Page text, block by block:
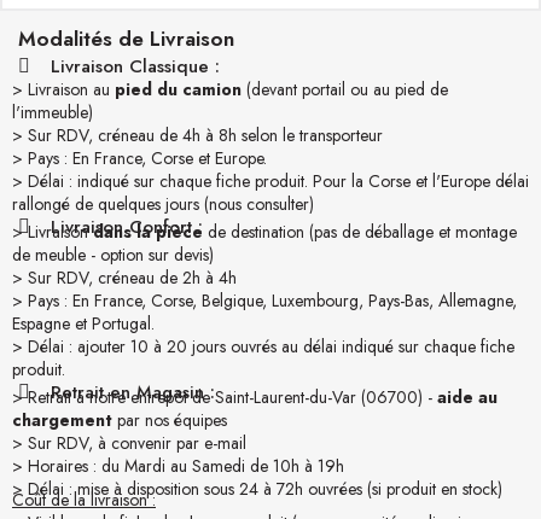
Modalités de Livraison
Livraison Classique :
> Livraison au pied du camion (devant portail ou au pied de
l'immeuble)
> Sur RDV, créneau de 4h à 8h selon le transporteur
> Pays : En France, Corse et Europe.
> Délai : indiqué sur chaque fiche produit. Pour la Corse et l'Europe délai
rallongé de quelques jours (nous consulter)
Livraison Confort :
> Livraisondans la pièce de destination (pas de déballage et montage
de meuble - option sur devis)
> Sur RDV, créneau de 2h à 4h
> Pays : En France, Corse, Belgique, Luxembourg, Pays-Bas, Allemagne,
Espagne et Portugal.
> Délai : ajouter 10 à 20 jours ouvrés au délai indiqué sur chaque fiche
produit.
Retrait en Magasin :
> Retrait à notre entrepôt de Saint-Laurent-du-Var (06700) - aide au
chargement par nos équipes
> Sur RDV, à convenir par e-mail
> Horaires : du Mardi au Samedi de 10h à 19h
> Délai : mise à disposition sous 24 à 72h ouvrées (si produit en stock)
Coût de la livraison :